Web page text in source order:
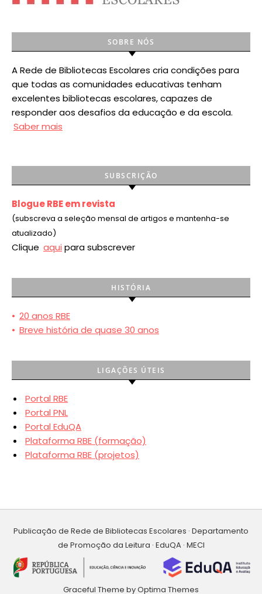
SOBRE NÓS
A Rede de Bibliotecas Escolares cria condições para
que todas as comunidades educativas tenham
excelentes bibliotecas escolares, capazes de
responder aos desafios da educação e da escola.
Saber mais
SUBSCRIÇÃO
Blogue RBE em revista
(subscreva a seleção mensal de artigos e mantenha-se
atualizado)
Clique aqui para subscrever
HISTÓRIA
• 20 anos RBE
• Breve história de quase 30 anos
LIGAÇÕES ÚTEIS
Portal RBE
Portal PNL
Portal EduQA
Plataforma RBE (formação)
Plataforma RBE (projetos)
Publicação de Rede de Bibliotecas Escolares · Departamento
de Promoção da Leitura · EduQA · MECI
Graceful Theme byOptima Themes